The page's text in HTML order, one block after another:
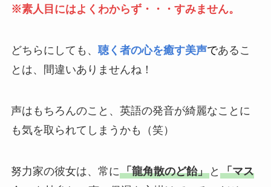
※素人目にはよくわからず・・・すみません。
どちらにしても、 聴く者の心を癒す美声であるこ
とは、間違いありませんね！
声はもちろんのこと、英語の発音が綺麗なことに
も気を取られてしまうかも（笑）
努力家の彼女は、常に「龍角散のど飴」と 「マス